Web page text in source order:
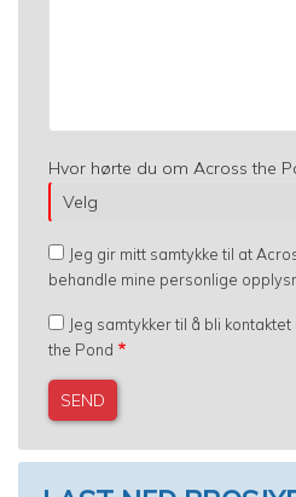
Hvor hørte du om Across the
Jeg gir mitt samtykke til at
behandle mine personlige
Jeg samtykker til å bli
the Pond